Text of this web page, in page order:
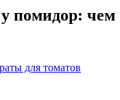
помидор:
для томатов